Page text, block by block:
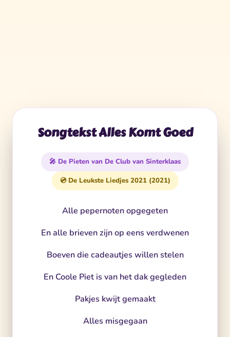
Songtekst Alles Komt Goed
🎤 De Pieten van De Club van Sinterklaas
💿 De Leukste Liedjes 2021 (2021)
Alle pepernoten opgegeten
En alle brieven zijn op eens verdwenen
Boeven die cadeautjes willen stelen
En Coole Piet is van het dak gegleden
Pakjes kwijt gemaakt
Alles misgegaan